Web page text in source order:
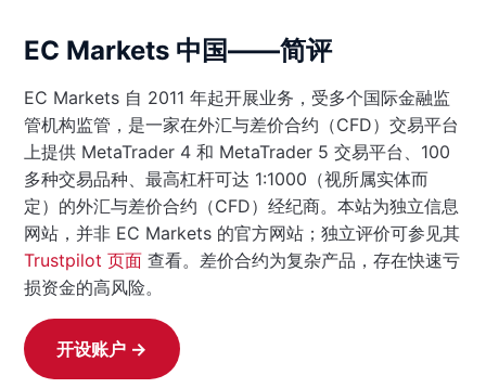
EC Markets 中国——简评
EC Markets 自 2011 年起开展业务，受多个国际金融监
管机构监管，是一家在外汇与差价合约（CFD）交易平台
上提供 MetaTrader 4 和 MetaTrader 5 交易平台、100
多种交易品种、最高杠杆可达 1:1000（视所属实体而
定）的外汇与差价合约（CFD）经纪商。本站为独立信息
网站，并非 EC Markets 的官方网站；独立评价可参见其
Trustpilot 页面 查看。差价合约为复杂产品，存在快速亏
损资金的高风险。
开设账户 →